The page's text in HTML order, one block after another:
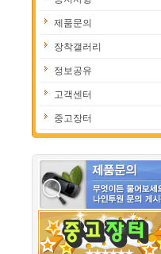
제품문의
장착갤러리
정보공유
고객센터
중고장터